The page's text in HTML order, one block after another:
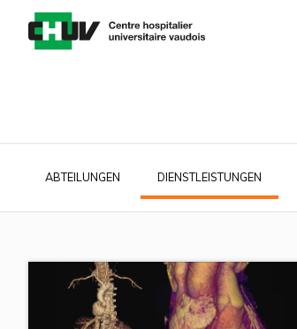
Direkt
Main
navigation
ABTEILUNGEN DIENSTLEISTUNGEN